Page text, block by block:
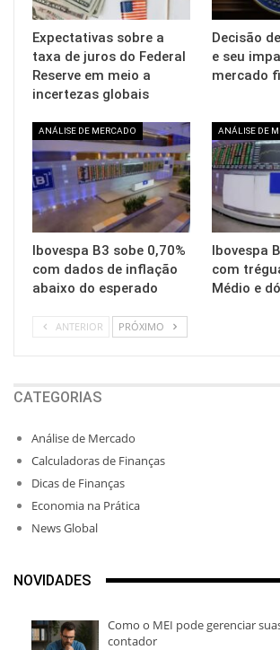
Expectativas sobre a
taxa de juros do Federal
Reserve em meio a
incertezas globais
Decisão
e seu
mercado
ANÁLISE DE MERCADO
Ibovespa B3 sobe 0,70%
com dados de inflação
abaixo do esperado
ANÁLISE DE
Ibovespa
com
Médio e
ANTERIOR PRÓXIMO
CATEGORIAS
Análise de Mercado
Calculadoras de Finanças
Dicas de Finanças
Economia na Prática
News Global
NOVIDADES
Como o MEI pode gerenciar
contador